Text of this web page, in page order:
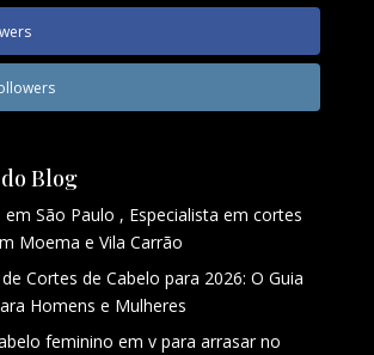
Blog
em São Paulo , Especialista em cortes
Moema e Vila Carrão
Cortes de Cabelo para 2026: O Guia
Homens e Mulheres
feminino em v para arrasar no